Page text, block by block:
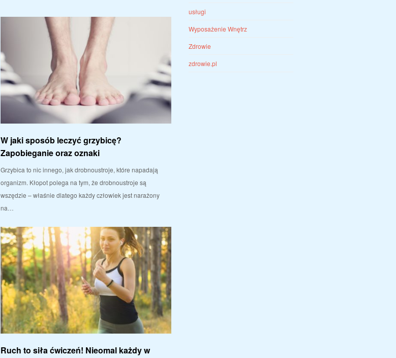
W jaki sposób leczyć grzybicę?
Zapobieganie oraz oznaki
Grzybica to nic innego, jak drobnoustroje, które napadają
organizm. Kłopot polega na tym, że drobnoustroje są
wszędzie – właśnie dlatego każdy człowiek jest narażony
na…
Ruch to siła ćwiczeń! Nieomal każdy w
usługi
Wyposażenie Wnętrz
Zdrowie
zdrowie.pl